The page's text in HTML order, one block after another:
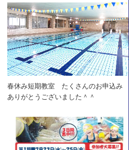
春休み短期教室 たくさんのお申込み
ありがとうございました＾＾